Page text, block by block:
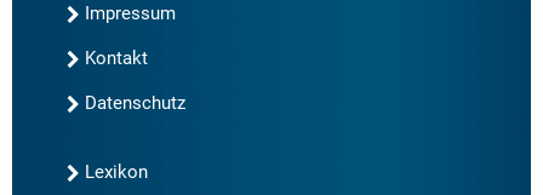
Impressum
Kontakt
Datenschutz
Lexikon